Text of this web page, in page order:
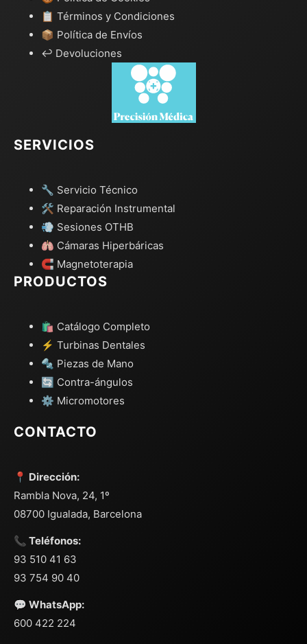
📋 Términos y Condiciones
📦 Política de Envíos
↩️ Devoluciones
SERVICIOS
🔧 Servicio Técnico
🛠️ Reparación Instrumental
💨 Sesiones OTHB
🫁 Cámaras Hiperbáricas
🧲 Magnetoterapia
PRODUCTOS
🛍️ Catálogo Completo
⚡ Turbinas Dentales
🔩 Piezas de Mano
🔄 Contra-ángulos
⚙️ Micromotores
CONTACTO
📍 Dirección:
Rambla Nova, 24, 1º
08700 Igualada, Barcelona
📞 Teléfonos:
93 510 41 63
93 754 90 40
💬 WhatsApp:
600 422 224